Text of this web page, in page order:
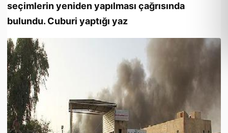
seçimlerin yeniden yapılması çağrısında
bulundu. Cuburi yaptığı yaz